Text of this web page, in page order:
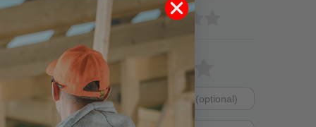
(0)
0
Bewertungssterne
von
4
von
von
von
Dein
Platzhalter